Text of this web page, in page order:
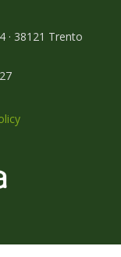
· 38121 Trento